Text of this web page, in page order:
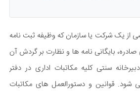
از یک شرکت یا سازمان که وظیفه ثبت نامه
بایگانی نامه ها و نظارت بر گردش آن
سنتی کلیه مکاتبات اداری در دفتر
شود. قوانین و دستورالعمل های مکاتبات